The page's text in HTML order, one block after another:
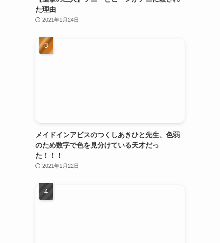
た理由
2021年1月24日
メイドインアビスのつくしあきひと先生、色弱
のため数字で色を見分けている天才だっ
た！！！
2021年1月22日